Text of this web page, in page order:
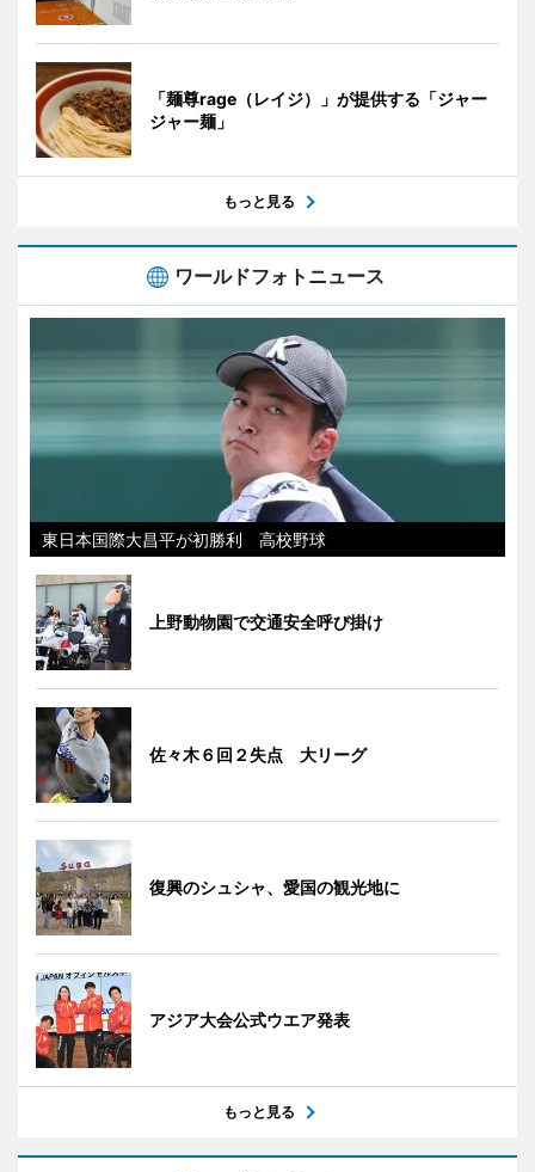
「麺尊rage（レイジ）」が提供する「ジャー
ジャー麺」
もっと見る
ワールドフォトニュース
東日本国際大昌平が初勝利 高校野球
上野動物園で交通安全呼び掛け
佐々木６回２失点 大リーグ
復興のシュシャ、愛国の観光地に
アジア大会公式ウエア発表
もっと見る